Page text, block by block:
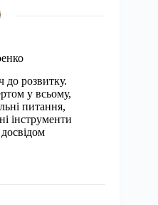
до розвитку.
у всьому,
питання,
інструменти